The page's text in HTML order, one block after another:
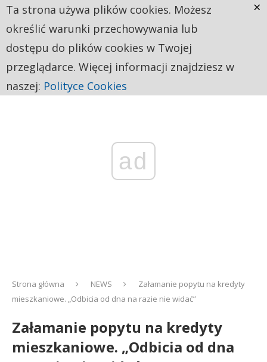
ad
Strona główna NEWS
Załamanie popytu na kredyty
mieszkaniowe. „Odbicia od dna na razie nie widać”
Załamanie popytu na kredyty
mieszkaniowe. „Odbicia od dna
Ta strona używa plików cookies. Możesz
określić warunki przechowywania lub
dostępu do plików cookies w Twojej
przeglądarce. Więcej informacji znajdziesz w
naszej: Polityce Cookies
×